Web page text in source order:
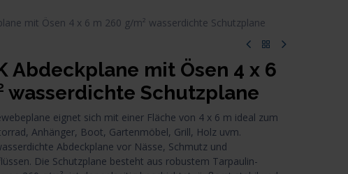
mit Ösen 4 x 6 m 260 g/m² wasserdichte Schutzplane
Abdeckplane mit Ösen 4 x 6
wasserdichte Schutzplane
eignet sich mit einer Fläche von 4 x 6 m ideal zum
Anhänger, Boot, Gartenmöbel, Grill, Holz uvm.
Abdeckplane vor Nässe, Schmutz und
Die Schutzplane besteht aus robustem Tarpaulin-